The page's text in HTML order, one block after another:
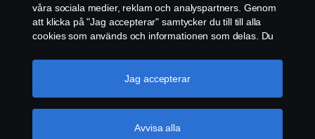
våra sociala medier, reklam och analyspartners. Genom
att klicka på "Jag accepterar" samtycker du till till alla
cookies som används och informationen som delas. Du
"Cookie-inställningar" och välja de kategorier du vill
acceptera. För en mer detaljerad förklaring av hur vi
Avvisa alla
Jag accepterar